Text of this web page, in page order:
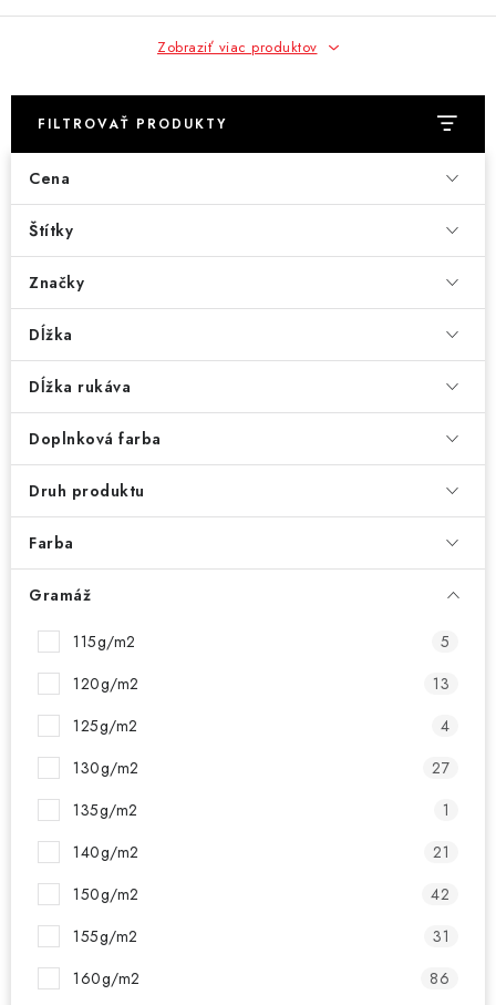
Zobraziť viac produktov
FILTROVAŤ PRODUKTY
Cena
Štítky
Značky
Dĺžka
Dĺžka rukáva
Doplnková farba
Druh produktu
Farba
Gramáž
115g/m2
5
120g/m2
13
125g/m2
4
130g/m2
27
135g/m2
1
140g/m2
21
150g/m2
42
155g/m2
31
160g/m2
86